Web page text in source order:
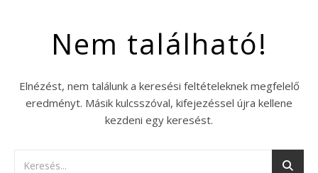
Nem található!
Elnézést, nem találunk a keresési feltételeknek megfelelő
eredményt. Másik kulcsszóval, kifejezéssel újra kellene
kezdeni egy keresést.